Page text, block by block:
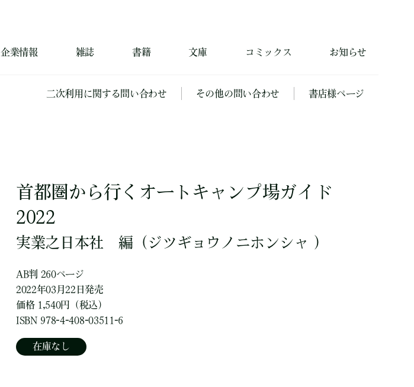
企業情報 雑誌 書籍 文庫 コミックス お知らせ
二次利用に関する問い合わせ その他の問い合わせ 書店様ページ
首都圏から行くオートキャンプ場ガイド
2022
実業之日本社 編 （ジツギョウノニホンシャ ）
AB判 260ページ
2022年03月22日発売
価格 1,540円（税込）
ISBN 978-4-408-03511-6
在庫なし